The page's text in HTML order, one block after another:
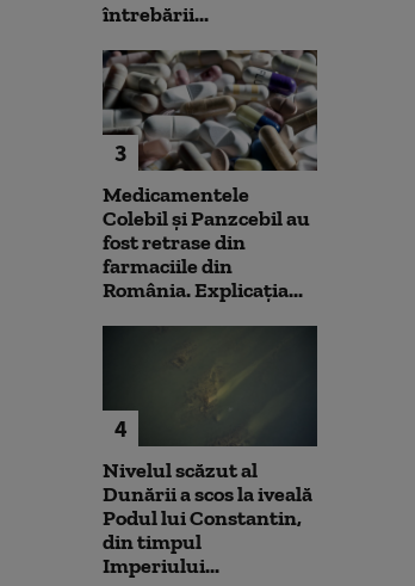
întrebării...
3
Medicamentele
Colebil și Panzcebil au
fost retrase din
farmaciile din
România. Explicația...
4
Nivelul scăzut al
Dunării a scos la iveală
Podul lui Constantin,
din timpul
Imperiului...